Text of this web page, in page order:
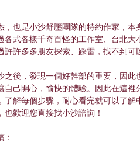
，也是小沙舒壓團隊的特約作家，
各式各樣千奇百怪的工作室、台北
許許多多朋友探索、踩雷，找不到可
之後，發現一個好幹部的重要，因
自己開心，愉快的體驗。因此在這
了解每個步驟，耐心看完就可以了
也歡迎您直接找小沙諮詢！
：